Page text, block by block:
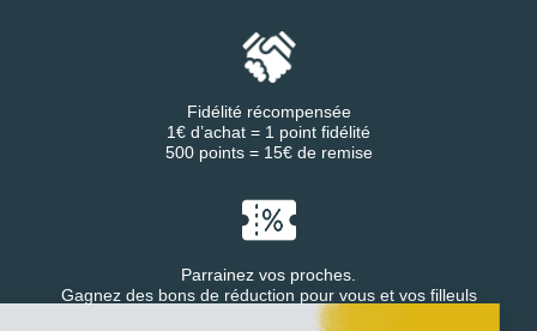
Continuer sans accepter
Fidélité récompensée
1€ d’achat = 1 point fidélité
500 points = 15€ de remise
Parrainez vos proches.
Gagnez des bons de réduction pour vous et vos filleuls